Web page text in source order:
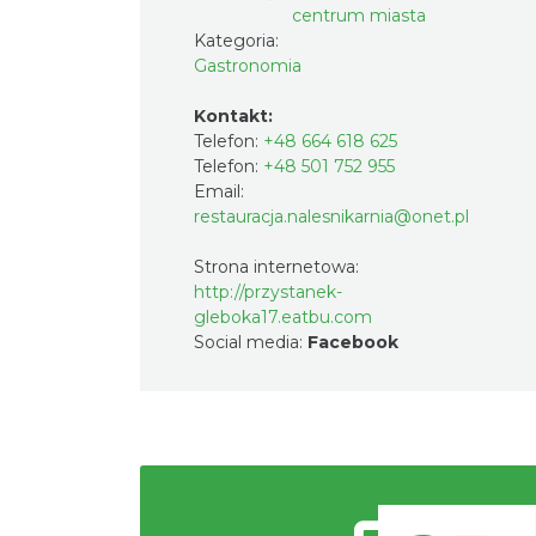
centrum miasta
Kategoria:
Gastronomia
Kontakt:
Telefon: +48 664 618 625
Telefon: +48 501 752 955
Email:
restauracja.nalesnikarnia@onet.pl
Strona internetowa:
http://przystanek-
gleboka17.eatbu.com
Social media: Facebook